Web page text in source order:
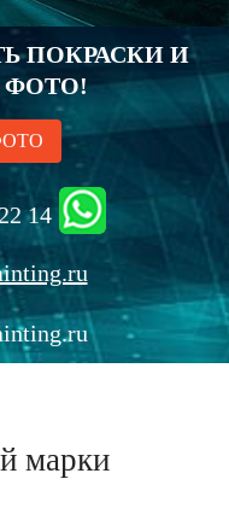
ПОКРАСКИ И
ФОТО!
14
марки